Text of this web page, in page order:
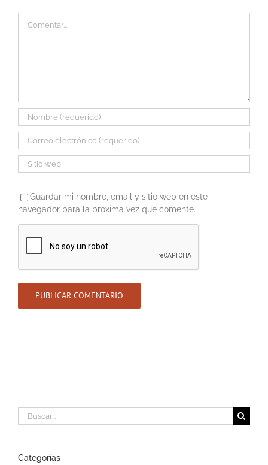
Guardar mi nombre, email y sitio web en este
navegador para la próxima vez que comente.
Buscar:
Categorías